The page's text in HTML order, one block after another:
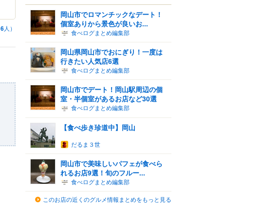
6人）
岡山市でロマンチックなデート！
個室ありから景色が良いお...
食べログまとめ編集部
岡山県岡山市でおにぎり！一度は
行きたい人気店6選
食べログまとめ編集部
岡山市でデート！岡山駅周辺の個
室・半個室があるお店など30選
食べログまとめ編集部
【食べ歩き珍道中】岡山
だるま３世
岡山市で美味しいパフェが食べら
れるお店9選！旬のフルー...
食べログまとめ編集部
このお店の近くのグルメ情報まとめをもっと見る